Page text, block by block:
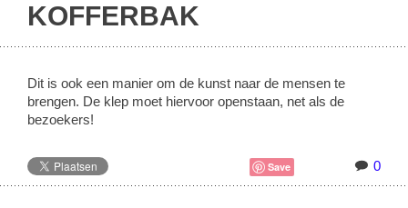
KOFFERBAK
Dit is ook een manier om de kunst naar de mensen te
brengen. De klep moet hiervoor openstaan, net als de
bezoekers!
Save 0